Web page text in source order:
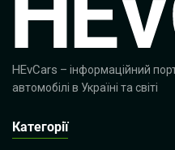
HEvCars – інформаційний
автомобілі в Україні та світі
Категорії